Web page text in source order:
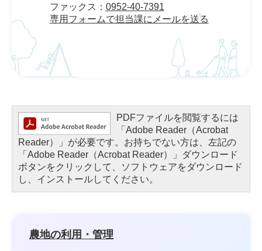
ファックス： 0952-40-7391
専用フォームで担当課にメールを送る
PDFファイルを閲覧するには
「Adobe Reader（Acrobat
Reader）」が必要です。お持ちでない方は、左記の
「Adobe Reader（Acrobat Reader）」ダウンロード
ボタンをクリックして、ソフトウェアをダウンロード
し、インストールしてください。
農地の利用・管理